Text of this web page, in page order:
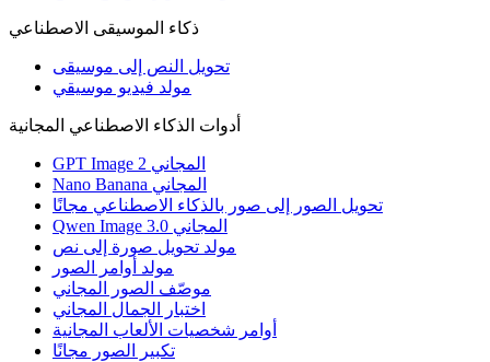
ذكاء الموسيقى الاصطناعي
تحويل النص إلى موسيقى
مولد فيديو موسيقي
أدوات الذكاء الاصطناعي المجانية
GPT Image 2 المجاني
Nano Banana المجاني
تحويل الصور إلى صور بالذكاء الاصطناعي مجانًا
Qwen Image 3.0 المجاني
مولد تحويل صورة إلى نص
مولد أوامر الصور
موصّف الصور المجاني
اختبار الجمال المجاني
أوامر شخصيات الألعاب المجانية
تكبير الصور مجانًا